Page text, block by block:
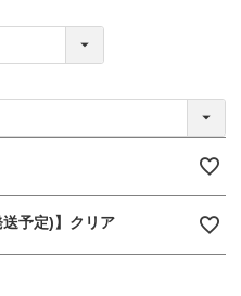
送予定)】クリア